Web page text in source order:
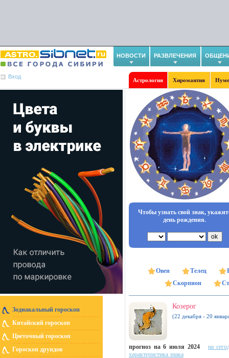
НОВОСТИ РАЗВЛЕЧЕНИЯ
Вход
Астрология Хиромантия
Зодиакальный гороскоп
Китайский гороскоп
Цветочный гороскоп
Гороскоп друидов
Чтобы узнать свой знак,
день рождения.
Овен Телец
Скорпион
Козерог
(22 декабря - 20
прогноз на 6 июля 2024
на
характеристика знака